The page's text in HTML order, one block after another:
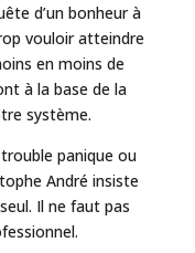
d’un bonheur à
vouloir atteindre
en moins de
à la base de la
système.
panique ou
André insiste
Il ne faut pas